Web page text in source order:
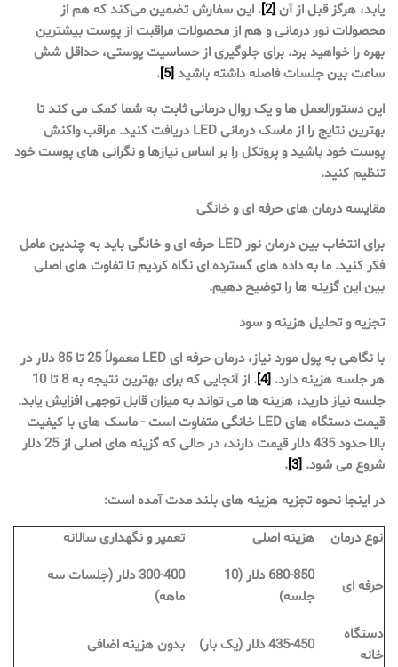
یابد، هرگز قبل از آن[2] . این سفارش تضمین می‌کند که هم از
محصولات نور درمانی و هم از محصولات مراقبت از پوست بیشترین
بهره را خواهید برد. برای جلوگیری از حساسیت پوستی، حداقل شش
ساعت بین جلسات فاصله داشته باشید[5]
.
این دستورالعمل ها و یک روال درمانی ثابت به شما کمک می کند تا
بهترین نتایج را از ماسک درمانی LED دریافت کنید. مراقب واکنش
پوست خود باشید و پروتکل را بر اساس نیازها و نگرانی های پوست خود
تنظیم کنید.
مقایسه درمان های حرفه ای و خانگی
برای انتخاب بین درمان نور LED حرفه ای و خانگی باید به چندین عامل
فکر کنید. ما به داده های گسترده ای نگاه کردیم تا تفاوت های اصلی
بین این گزینه ها را توضیح دهیم.
تجزیه و تحلیل هزینه و سود
با نگاهی به پول مورد نیاز، درمان حرفه ای LED معمولاً 25 تا 85 دلار در
هر جلسه هزینه دارد. [4]
. از آنجایی که برای بهترین نتیجه به 8 تا 10
جلسه نیاز دارید، هزینه ها می تواند به میزان قابل توجهی افزایش یابد.
قیمت دستگاه های LED خانگی متفاوت است - ماسک های با کیفیت
بالا حدود 435 دلار قیمت دارند، در حالی که گزینه های اصلی از 25 دلار
شروع می شود. [3]
.
در اینجا نحوه تجزیه هزینه های بلند مدت آمده است:
نوع درمان
هزینه اصلی تعمیر و نگهداری سالانه
حرفه ای
680-850 دلار (10
جلسه)
300-400 دلار (جلسات سه
ماهه)
دستگاه
خانه
435-450 دلار (یک بار) بدون هزینه اضافی